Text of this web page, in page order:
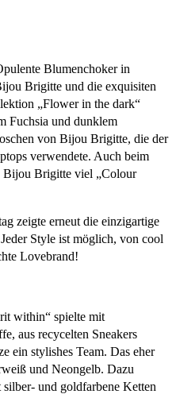
Blumenchoker in
Brigitte und die exquisiten
„Flower in the dark“
Fuchsia und dunklem
von Bijou Brigitte, die der
verwendete. Auch beim
Bijou Brigitte viel „Colour
zeigte erneut die einzigartige
Style ist möglich, von cool
Lovebrand!
within“ spielte mit
aus recycelten Sneakers
ein stylishes Team. Das eher
und Neongelb. Dazu
und goldfarbene Ketten